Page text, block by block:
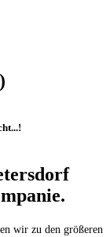
wir zu den größeren